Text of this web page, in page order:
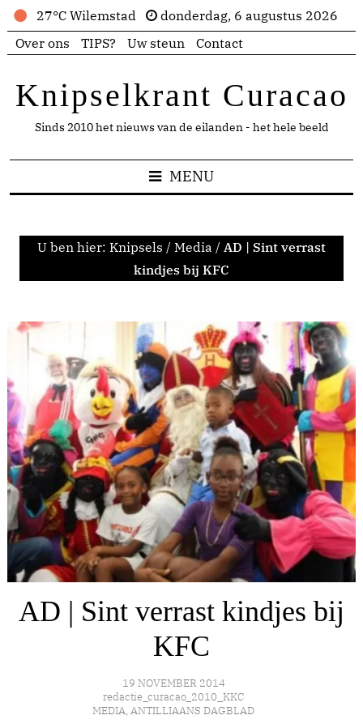
27°C Wilemstad
donderdag, 6 augustus 2026
Over ons
TIPS? Uw steun Contact
Knipselkrant Curacao
Sinds 2010 het nieuws van de eilanden - het hele beeld
MENU
U ben hier: Knipsels / Media / AD | Sint verrast
kindjes bij KFC
AD | Sint verrast kindjes bij
KFC
19 NOVEMBER 2014
redactie_curacao_2010_KKC
MEDIA, ANTILLIAANS DAGBLAD